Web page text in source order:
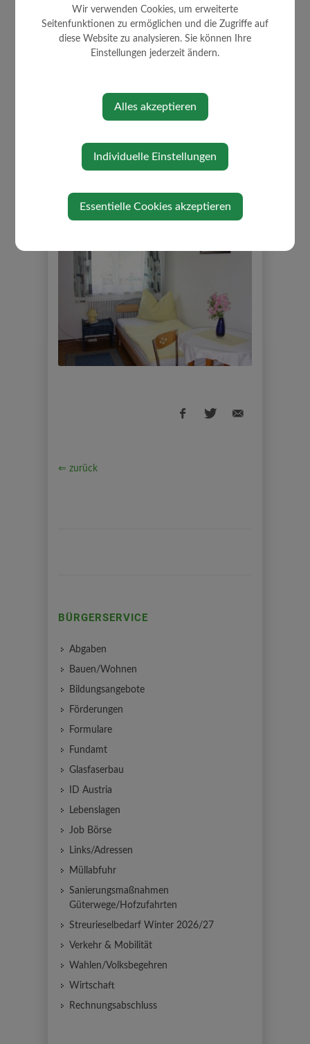
⇐ zurück
BÜRGERSERVICE
Abgaben
Bauen/Wohnen
Bildungsangebote
Förderungen
Formulare
Fundamt
Glasfaserbau
ID Austria
Lebenslagen
Job Börse
Links/Adressen
Müllabfuhr
Sanierungsmaßnahmen
Güterwege/Hofzufahrten
Streurieselbedarf Winter 2026/27
Verkehr & Mobilität
Wahlen/Volksbegehren
Wirtschaft
Rechnungsabschluss
Wir verwenden Cookies, um erweiterte
Seitenfunktionen zu ermöglichen und die Zugriffe auf
diese Website zu analysieren. Sie können Ihre
Einstellungen jederzeit ändern.
Alles akzeptieren
Individuelle Einstellungen
Essentielle Cookies akzeptieren